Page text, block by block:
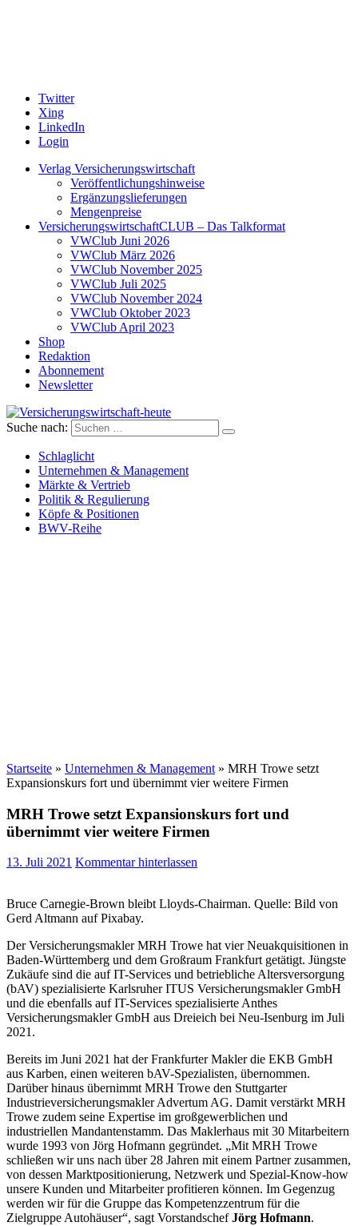
Twitter
Xing
LinkedIn
Login
Verlag Versicherungswirtschaft
Veröffentlichungshinweise
Ergänzungslieferungen
Mengenpreise
VersicherungswirtschaftCLUB – Das Talkformat
VWClub Juni 2026
VWClub März 2026
VWClub November 2025
VWClub Juli 2025
VWClub November 2024
VWClub Oktober 2023
VWClub April 2023
Shop
Redaktion
Abonnement
Newsletter
Versicherungswirtschaft-heute
Suche nach:
Schlaglicht
Unternehmen & Management
Märkte & Vertrieb
Politik & Regulierung
Köpfe & Positionen
BWV-Reihe
Startseite » Unternehmen & Management » MRH Trowe setzt
Expansionskurs fort und übernimmt vier weitere Firmen
MRH Trowe setzt Expansionskurs fort und
übernimmt vier weitere Firmen
13. Juli 2021 Kommentar hinterlassen
Bruce Carnegie-Brown bleibt Lloyds-Chairman. Quelle: Bild von
Gerd Altmann auf Pixabay.
Der Versicherungsmakler MRH Trowe hat vier Neuakquisitionen in
Baden-Württemberg und dem Großraum Frankfurt getätigt. Jüngste
Zukäufe sind die auf IT-Services und betriebliche Altersversorgung
(bAV) spezialisierte Karlsruher ITUS Versicherungsmakler GmbH
und die ebenfalls auf IT-Services spezialisierte Anthes
Versicherungsmakler GmbH aus Dreieich bei Neu-Isenburg im Juli
2021.
Bereits im Juni 2021 hat der Frankfurter Makler die EKB GmbH
aus Karben, einen weiteren bAV-Spezialisten, übernommen.
Darüber hinaus übernimmt MRH Trowe den Stuttgarter
Industrieversicherungsmakler Advertum AG. Damit verstärkt MRH
Trowe zudem seine Expertise im großgewerblichen und
industriellen Mandantenstamm. Das Maklerhaus mit 30 Mitarbeitern
wurde 1993 von Jörg Hofmann gegründet. „Mit MRH Trowe
schließen wir uns nach über 28 Jahren mit einem Partner zusammen,
von dessen Marktpositionierung, Netzwerk und Spezial-Know-how
unsere Kunden und Mitarbeiter profitieren können. Im Gegenzug
werden wir für die Gruppe das Kompetenzzentrum für die
Zielgruppe Autohäuser“, sagt VorstandschefJörg Hofmann.